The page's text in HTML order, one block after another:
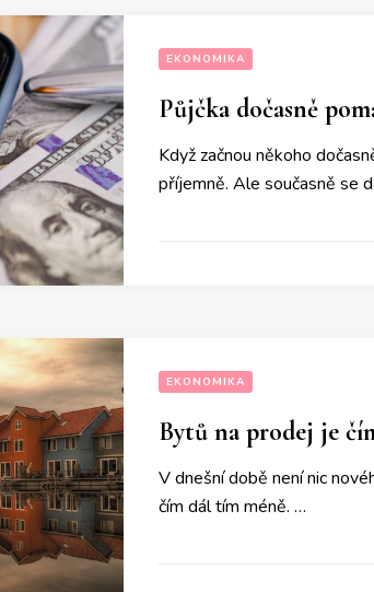
EKONOMIKA
Půjčka dočasně
Když začnou někoho
příjemně. Ale současně se
EKONOMIKA
Bytů na prodej je
V dnešní době není nic
čím dál tím méně. …